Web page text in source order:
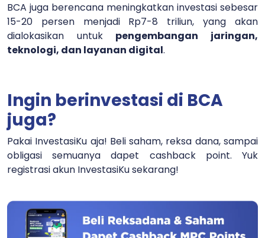
BCA juga berencana meningkatkan investasi sebesar
15-20 persen menjadi Rp7-8 triliun, yang akan
dialokasikan untuk pengembangan jaringan,
teknologi, dan layanan digital.
Ingin berinvestasi di BCA
juga?
Pakai InvestasiKu aja! Beli saham, reksa dana, sampai
obligasi semuanya dapet cashback point. Yuk
registrasi akun InvestasiKu sekarang!